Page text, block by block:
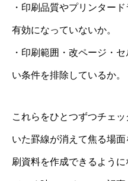
・印刷品質やプリンター
有効になっていないか。
・印刷範囲・改ページ・
い条件を排除しているか。
これらをひとつずつチェ
いた罫線が消えて焦る場
刷資料を作成できるよう